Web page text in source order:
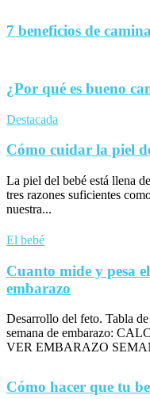
7 beneficios de
¿Por qué es bueno
Destacada
Cómo cuidar la piel
La piel del bebé está llena
tres razones suficientes
nuestra...
El bebé
Cuanto mide y pesa
embarazo
Desarrollo del feto. Tabla
semana de embarazo:
VER EMBARAZO
Cómo hacer que tu